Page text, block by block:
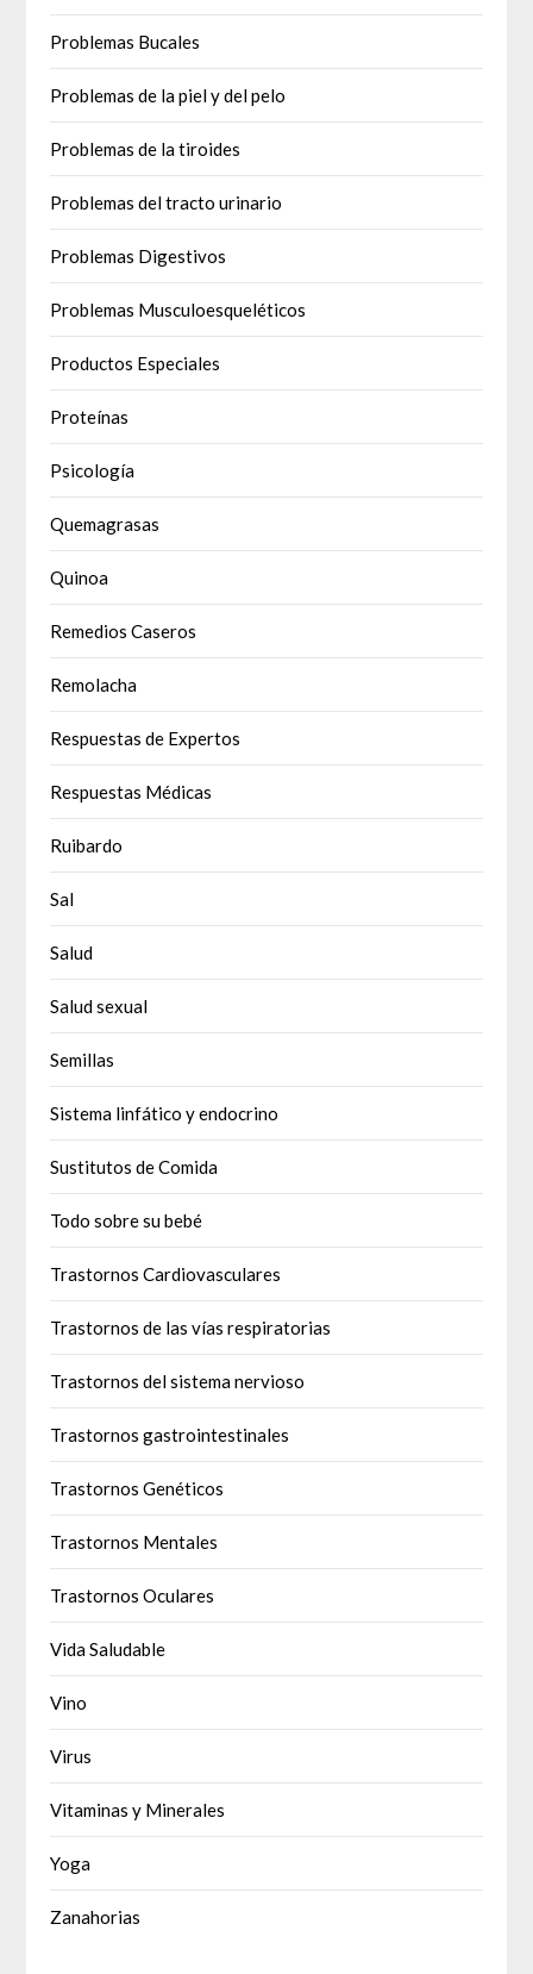
Problemas Bucales
Problemas de la piel y del pelo
Problemas de la tiroides
Problemas del tracto urinario
Problemas Digestivos
Problemas Musculoesqueléticos
Productos Especiales
Proteínas
Psicología
Quemagrasas
Quinoa
Remedios Caseros
Remolacha
Respuestas de Expertos
Respuestas Médicas
Ruibardo
Sal
Salud
Salud sexual
Semillas
Sistema linfático y endocrino
Sustitutos de Comida
Todo sobre su bebé
Trastornos Cardiovasculares
Trastornos de las vías respiratorias
Trastornos del sistema nervioso
Trastornos gastrointestinales
Trastornos Genéticos
Trastornos Mentales
Trastornos Oculares
Vida Saludable
Vino
Virus
Vitaminas y Minerales
Yoga
Zanahorias